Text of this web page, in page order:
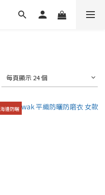
每頁顯示 24 個
海邊防曬